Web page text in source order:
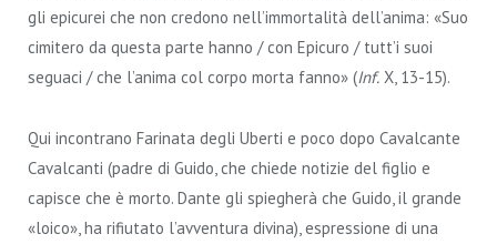
gli epicurei che non credono nell’immortalità dell’anima: «Suo
cimitero da questa parte hanno / con Epicuro / tutt’i suoi
seguaci / che l’anima col corpo morta fanno» (Inf. X, 13-15).
Qui incontrano Farinata degli Uberti e poco dopo Cavalcante
Cavalcanti (padre di Guido, che chiede notizie del figlio e
capisce che è morto. Dante gli spiegherà che Guido, il grande
«loico», ha rifiutato l’avventura divina), espressione di una